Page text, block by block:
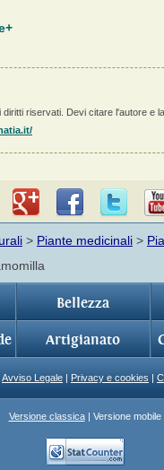
riservati. Devi citare l'autore e
> Piante medicinali >
Bellezza
Artigianato
Avviso Legale Privacy e cookies
Versione classica| Versione mobile